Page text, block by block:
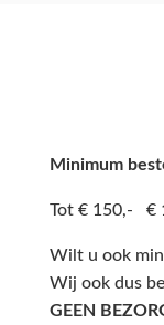
Minimum
Tot € 150,- €
Wilt u ook
Wij ook dus
GEEN